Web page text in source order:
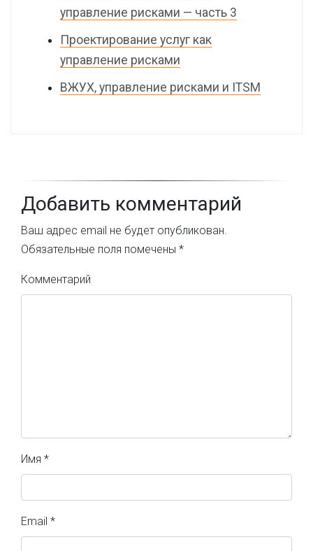
управление рисками — часть 3
Проектирование услуг как
управление рисками
ВЖУХ, управление рисками и ITSM
Добавить комментарий
Ваш адрес email не будет опубликован.
Обязательные поля помечены *
Комментарий
Имя *
Email *